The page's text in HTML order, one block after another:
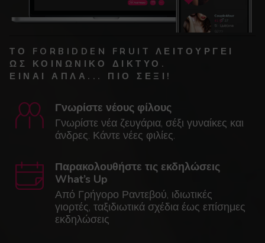
ΤΟ FORBIDDEN FRUIT ΛΕΙΤΟΥΡΓΕΊ
ΩΣ ΚΟΙΝΩΝΙΚΌ ΔΊΚΤΥΟ.
ΕΊΝΑΙ ΑΠΛΆ... ΠΙΟ ΣΈΞΙ!
Γνωρίστε νέους φίλους
Γνωρίστε νέα ζευγάρια, σέξι γυναίκες και
άνδρες. Κάντε νέες φιλίες.
Παρακολουθήστε τις εκδηλώσεις
What’s Up
Από Γρήγορο Ραντεβού, ιδιωτικές
γιορτές, ταξιδιωτικά σχέδια έως επίσημες
εκδηλώσεις